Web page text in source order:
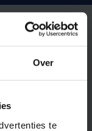
Over
te